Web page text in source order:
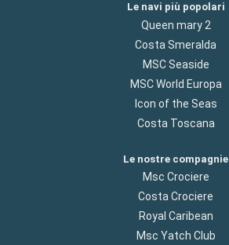
Le navi più popolari
Queen mary 2
Costa Smeralda
MSC Seaside
MSC World Europa
Icon of the Seas
Costa Toscana
Le nostre compagnie
Msc Crociere
Costa Crociere
Royal Caribean
Msc Yatch Club